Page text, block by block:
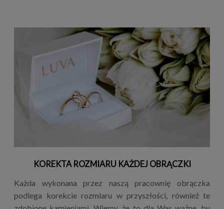
KOREKTA ROZMIARU KAŻDEJ OBRĄCZKI
Każda wykonana przez naszą pracownię obrączka
podlega korekcie rozmiaru w przyszłości, również te